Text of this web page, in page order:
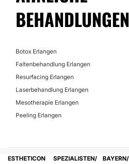
BEHANDLUNGEN
Botox Erlangen
Faltenbehandlung Erlangen
Resurfacing Erlangen
Laserbehandlung Erlangen
Mesotherapie Erlangen
Peeling Erlangen
ESTHETICON SPEZIALISTEN BAYERN